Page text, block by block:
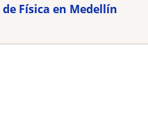
Física en Medellín